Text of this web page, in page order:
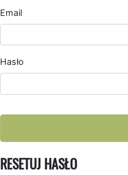
Email
Hasło
RESETUJ HASŁO